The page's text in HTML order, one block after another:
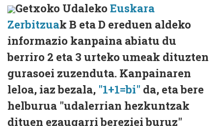
Getxoko UdalekoEuskara
Zerbitzuak B eta D ereduen aldeko
informazio kanpaina abiatu du
berriro 2 eta 3 urteko umeak dituzten
gurasoei zuzenduta. Kanpainaren
leloa, iaz bezala, "1+1=bi" da, eta bere
helburua "udalerrian hezkuntzak
dituen ezaugarri bereziei buruz"